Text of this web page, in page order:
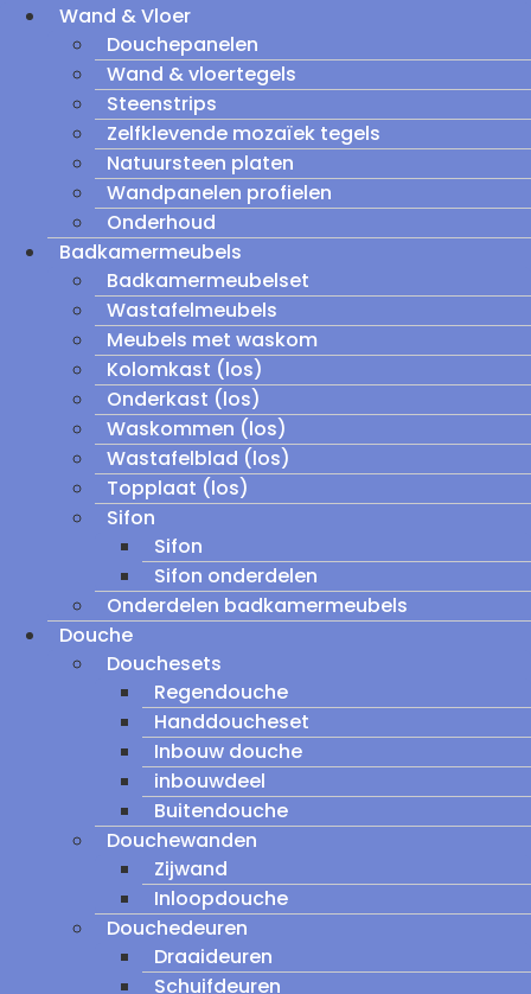
Wand & Vloer
Douchepanelen
Wand & vloertegels
Steenstrips
Zelfklevende mozaïek tegels
Natuursteen platen
Wandpanelen profielen
Onderhoud
Badkamermeubels
Badkamermeubelset
Wastafelmeubels
Meubels met waskom
Kolomkast (los)
Onderkast (los)
Waskommen (los)
Wastafelblad (los)
Topplaat (los)
Sifon
Sifon
Sifon onderdelen
Onderdelen badkamermeubels
Douche
Douchesets
Regendouche
Handdoucheset
Inbouw douche
inbouwdeel
Buitendouche
Douchewanden
Zijwand
Inloopdouche
Douchedeuren
Draaideuren
Schuifdeuren